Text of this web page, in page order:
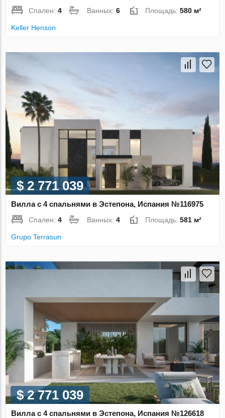
Спален:4 Ванных:6 Площадь:580 м²
Keller Henson
$ 2 771 039
Вилла с 4 спальнями в Эстепона, Испания №116975
Спален:4 Ванных:4 Площадь:581 м²
Grupo Terrasun
$ 2 771 039
Вилла с 4 спальнями в Эстепона, Испания №126618